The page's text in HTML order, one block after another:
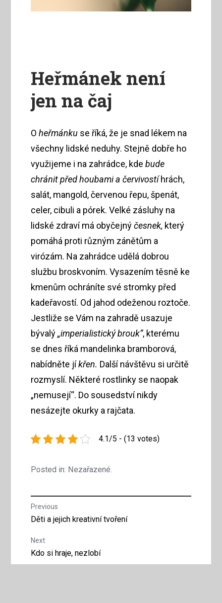
Heřmánek není
jen na čaj
Oheřmánku se říká, že je snad lékem na
všechny lidské neduhy. Stejně dobře ho
využijeme i na zahrádce, kdebude
chránit před houbami a červivostíhrách,
salát, mangold, červenou řepu, špenát,
celer, cibuli a pórek. Velké zásluhy na
lidské zdraví má obyčejnýčesnek, který
pomáhá proti různým zánětům a
virózám. Na zahrádce udělá dobrou
službu broskvoním. Vysazením těsně ke
kmenům ochráníte své stromky před
kadeřavostí. Od jahod odeženou roztoče.
Jestliže se Vám na zahradě usazuje
bývalý„imperialistický brouk“, kterému
se dnes říká mandelinka bramborová,
nabídněte jíkřen. Další návštěvu si určitě
rozmyslí. Některé rostlinky se naopak
„nemusejí“. Do sousedství nikdy
nesázejte okurky a rajčata.
4.1/5 - (13 votes)
Posted in: Nezařazené.
Navigace
pro
příspěvek
Previous
Previous
Děti a jejich kreativní tvoření
Next
Next
post:
Kdo si hraje, nezlobí